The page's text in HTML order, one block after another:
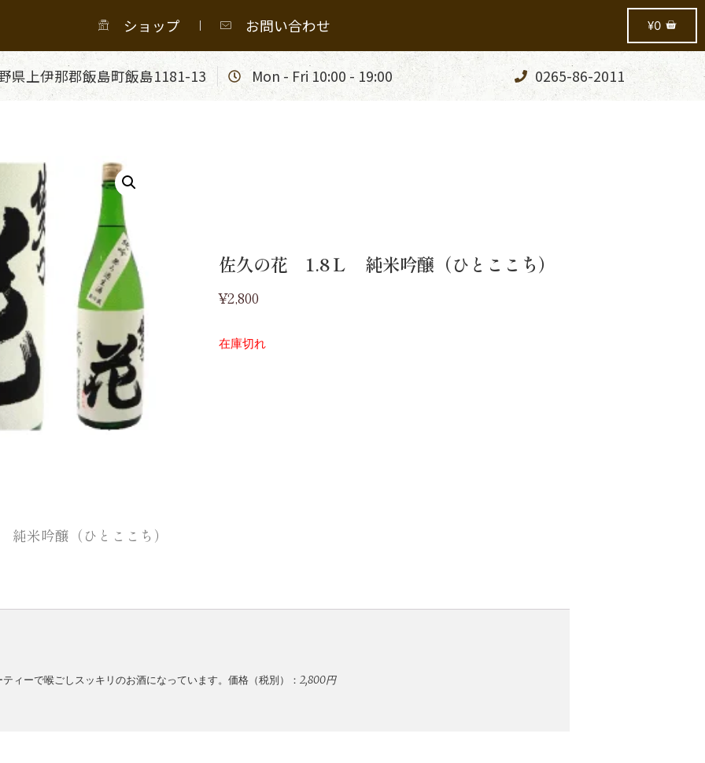
ショップ お問い合わせ ¥0
県上伊那郡飯島町飯島1181-13 Mon - Fri 10:00 - 19:00 0265-86-2011
佐久の花 1.8Ｌ 純米吟醸（ひとここち）
¥2,800
在庫切れ
米吟醸（ひとここち）
ィーで喉ごしスッキリのお酒になっています。 価格（税別）： 2,800円